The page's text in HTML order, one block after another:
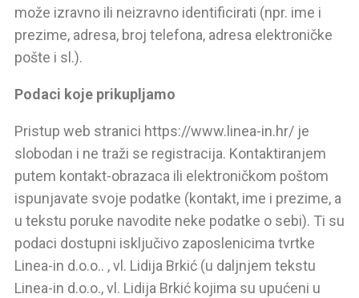
može izravno ili neizravno identificirati (npr. ime i
prezime, adresa, broj telefona, adresa elektroničke
pošte i sl.).
Podaci koje prikupljamo
Pristup web stranici https://www.linea-in.hr/ je
slobodan i ne traži se registracija. Kontaktiranjem
putem kontakt-obrazaca ili elektroničkom poštom
ispunjavate svoje podatke (kontakt, ime i prezime, a
u tekstu poruke navodite neke podatke o sebi). Ti su
podaci dostupni isključivo zaposlenicima tvrtke
Linea-in d.o.o.. , vl. Lidija Brkić (u daljnjem tekstu
Linea-in d.o.o., vl. Lidija Brkić kojima su upućeni u